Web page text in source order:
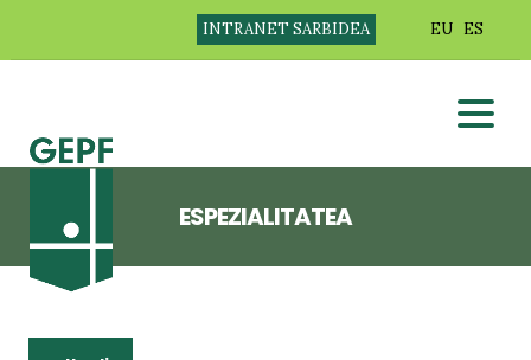
INTRANET SARBIDEA EU ES
ESPEZIALITATEA